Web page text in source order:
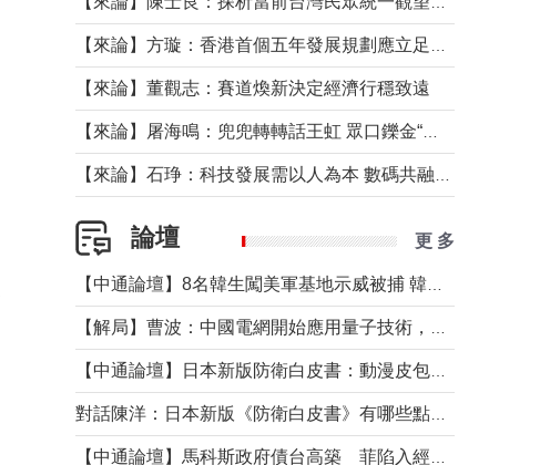
【來論】董觀志：賽道煥新決定經濟行穩致遠
論壇 更 多